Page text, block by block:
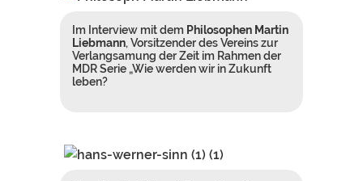
Im Interview mit dem Philosophen Martin
Liebmann, Vorsitzender des Vereins zur
Verlangsamung der Zeit im Rahmen der
MDR Serie „Wie werden wir in Zukunft
leben?